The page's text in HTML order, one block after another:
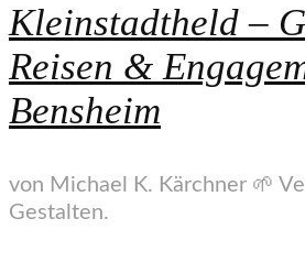
Kleinstadtheld –
Reisen &
Bensheim
von Michael K. Kärchner 🌱
Gestalten.